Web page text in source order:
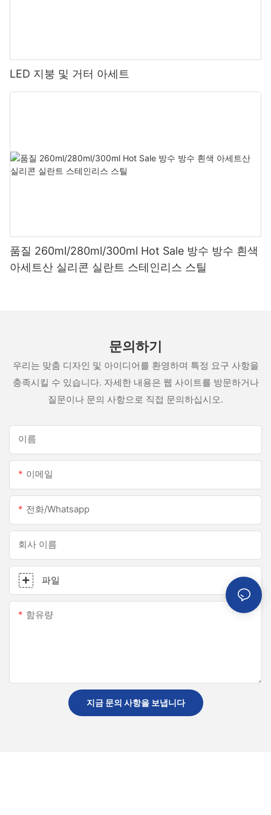
LED 지붕 및 거터 아세트
품질 260ml/280ml/300ml Hot Sale 방수 방수 흰색
아세트산 실리콘 실란트 스테인리스 스틸
문의하기
우리는 맞춤 디자인 및 아이디어를 환영하며 특정 요구 사항을
충족시킬 수 있습니다. 자세한 내용은 웹 사이트를 방문하거나
질문이나 문의 사항으로 직접 문의하십시오.
이름
이메일
전화/whatsapp
회사 이름
파일
함유량
지금 문의 사항을 보냅니다